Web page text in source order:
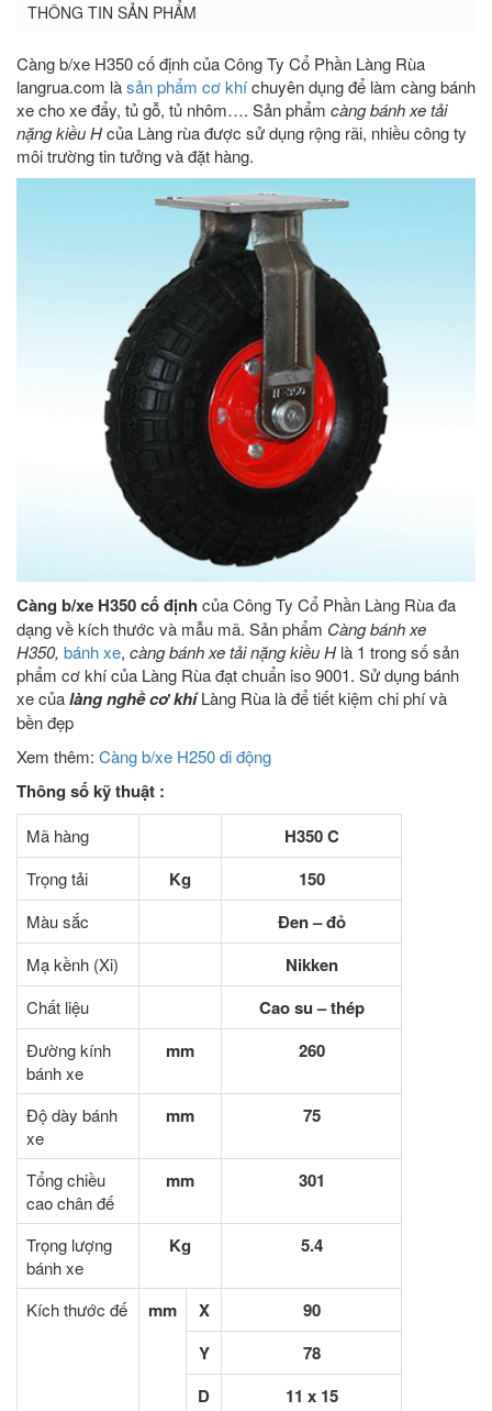
THÔNG TIN SẢN PHẨM
Càng b/xe H350 cố định của Công Ty Cổ Phần Làng Rùa
langrua.com làsản phẩm cơ khíchuyên dụng để làm càng bánh
xe cho xe đẩy, tủ gỗ, tủ nhôm…. Sản phẩm càng bánh xe tải
nặng kiều Hcủa Làng rùa được sử dụng rộng rãi, nhiều công ty
môi trường tin tưởng và đặt hàng.
Càng b/xe H350 cố định của Công Ty Cổ Phần Làng Rùa đa
dạng về kích thước và mẫu mã. Sản phẩm Càng bánh xe
H350, bánh xe, càng bánh xe tải nặng kiều Hlà 1 trong số sản
phẩm cơ khí của Làng Rùa đạt chuẩn iso 9001. Sử dụng bánh
xe củalàng nghề cơ khíLàng Rùa là để tiết kiệm chi phí và
bền đẹp
Xem thêm: Càng b/xe H250 di động
Thông số kỹ thuật :
Mã hàng H350 C
Trọng tải Kg 150
Màu sắc Đen – đỏ
Mạ kềnh (Xi) Nikken
Chất liệu Cao su – thép
Đường kính
bánh xe
mm 260
Độ dày bánh
xe
mm 75
Tổng chiều
cao chân đế
mm 301
Trọng lượng
bánh xe
Kg 5.4
Kích thước đế mm X
90
Y
78
D
11 x 15